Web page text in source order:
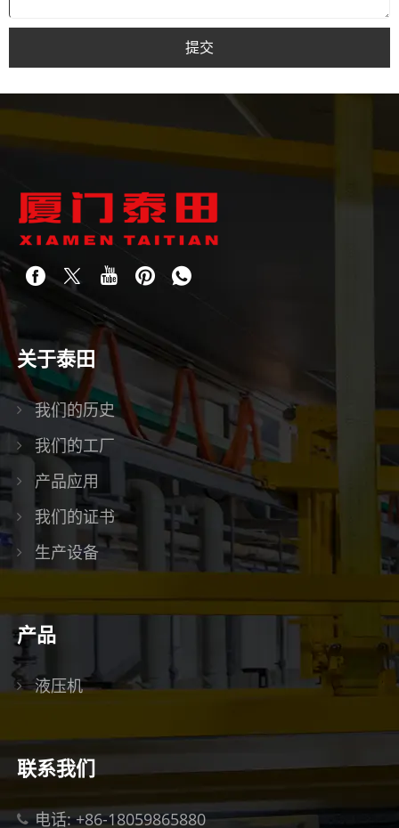
提交
关于泰田
我们的历史
我们的工厂
产品应用
我们的证书
生产设备
产品
液压机
联系我们
电话: +86-18059865880